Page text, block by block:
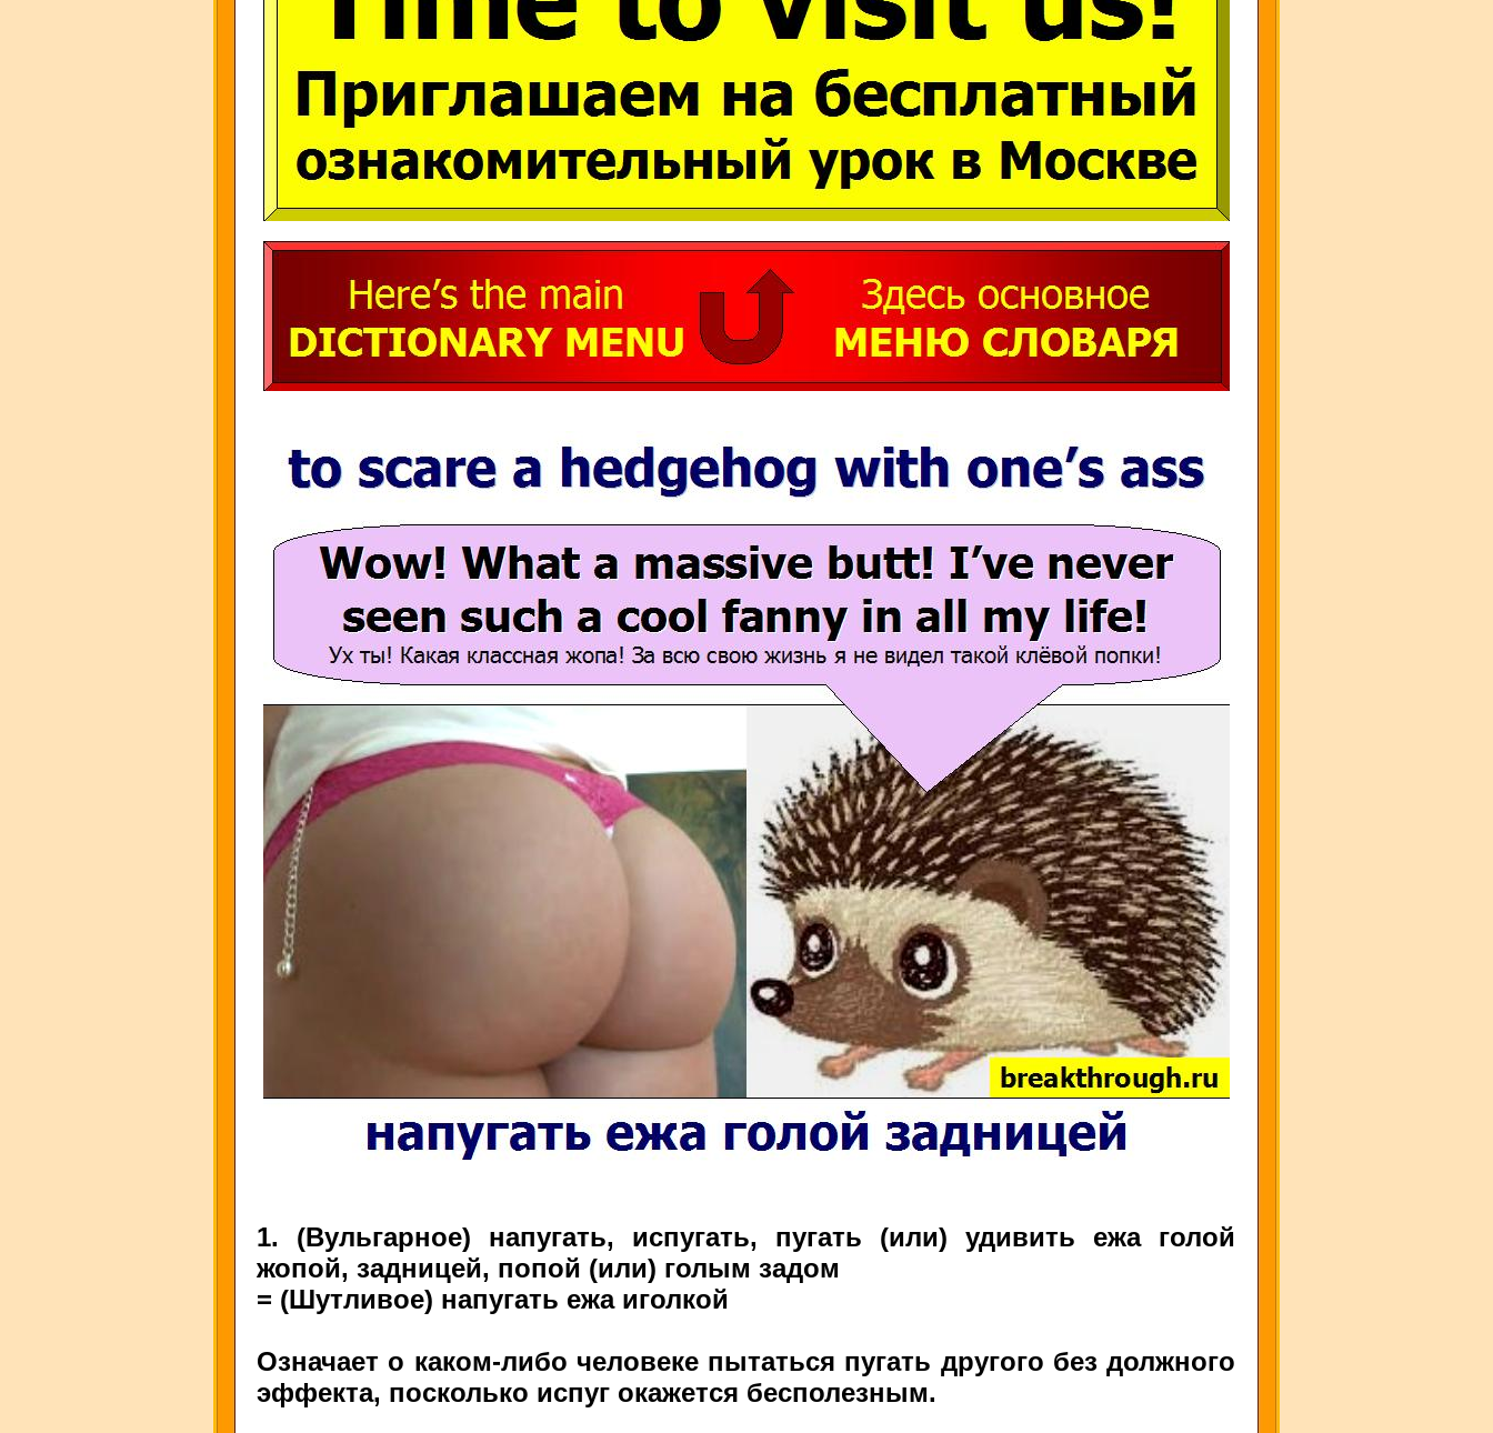
1. (Вульгарное) напугать, испугать, пугать (или) удивить ежа голой
жопой, задницей, попой (или) голым задом
= (Шутливое) напугать ежа иголкой
Означает о каком-либо человеке пытаться пугать другого без должного
эффекта, посколько испуг окажется бесполезным.